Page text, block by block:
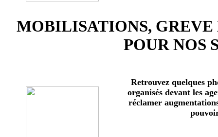
MOBILISATIONS,
POUR NOS
Retrouvez quelques
organisés devant les
réclamer